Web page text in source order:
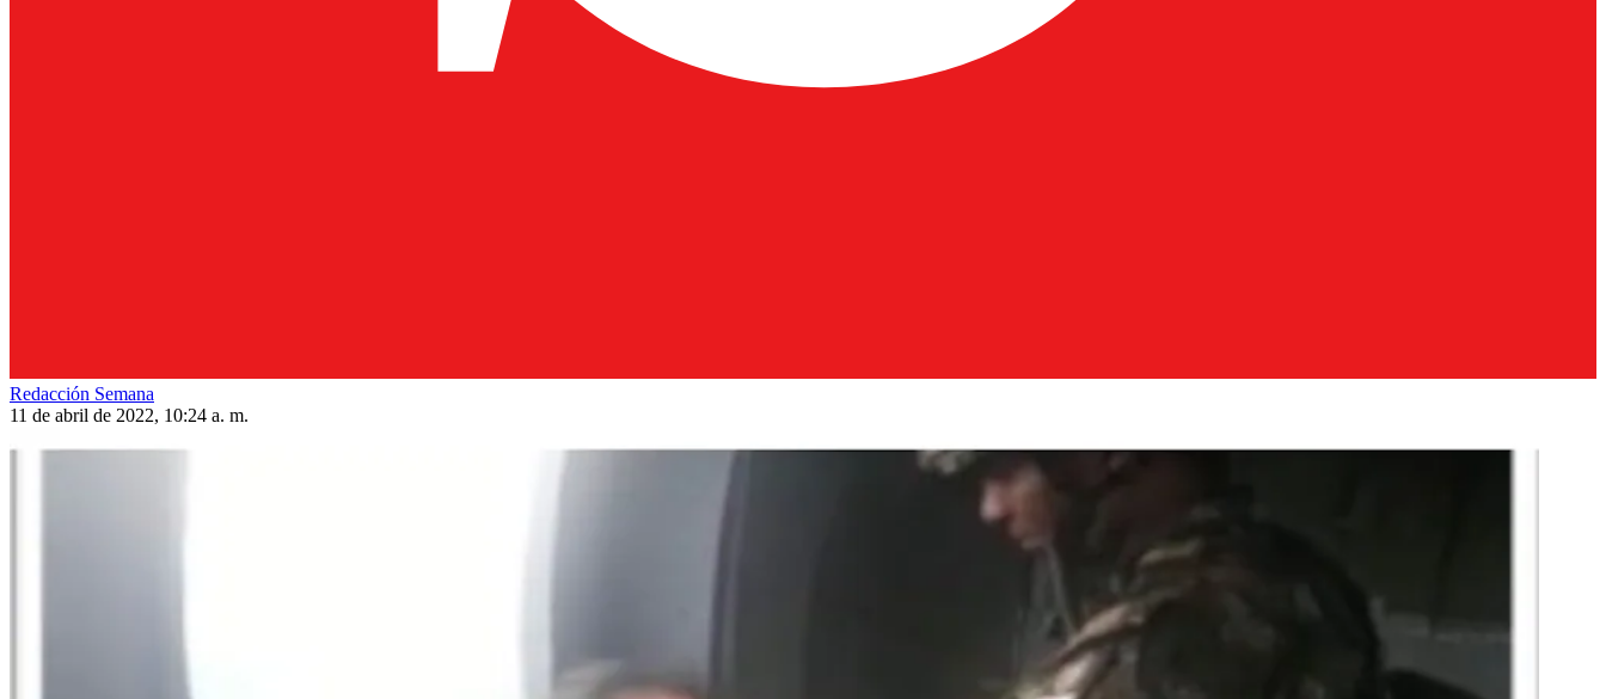
Redacción Semana
11 de abril de 2022, 10:24 a. m.